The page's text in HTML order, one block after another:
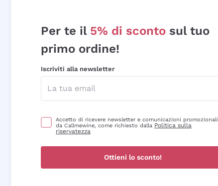
Per te il 5% di sconto sul tuo
primo ordine!
Iscriviti alla newsletter
Accetto di ricevere newsletter e comunicazioni promozionali
da Callmewine, come richiesto dalla Politica sulla
riservatezza
Ottieni lo sconto!